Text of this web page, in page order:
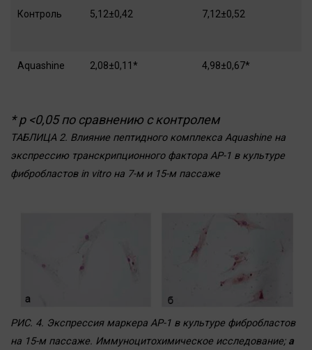
Контроль 5,12±0,42 7,12±0,52
Aquashine 2,08±0,11* 4,98±0,67*
* р <0,05 по сравнению с контролем
ТАБЛИЦА 2. Влияние пептидного комплекса Aquashine на
экспрессию транскрипционного фактора АР-1 в культуре
фибробластов in vitro на 7-м и 15-м пассаже
РИС. 4. Экспрессия маркера АР-1 в культуре фибробластов
на 15-м пассаже. Иммуноцитохимическое исследование; а